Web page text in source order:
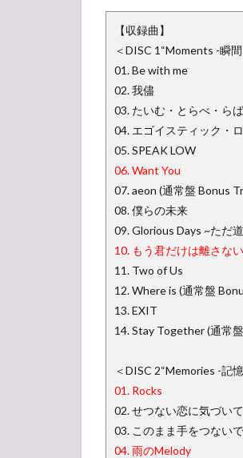
【収録曲】
＜DISC 1“Moments -瞬間
01. Be with me
02. 我儘
03. たいむ・とらべ・ら
04. エゴイスティック・
05. SPEAK LOW
06. Want You
07. aeon (通常盤 Bonus
08. 僕らの未来
09. Glorious Days ~ただ
10. もう君だけは離さない
11. Two of Us
12. Where is (通常盤
13. EXIT
14. Stay Together (通常
＜DISC 2“Memories -記憶
01. Rocks
02. せつない恋に気づいて
03. このまま手をつないで
04. 雨のMelody